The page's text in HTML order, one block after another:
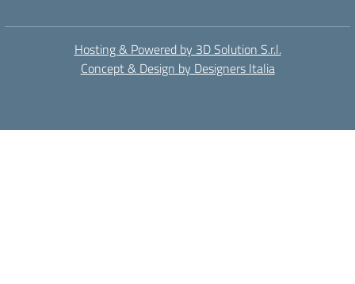
Hosting & Powered by 3D Solution S.r.l.
Concept & Design by Designers Italia